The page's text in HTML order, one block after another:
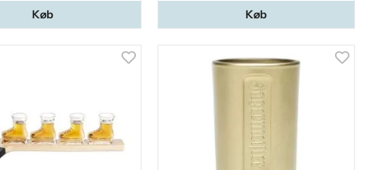
Køb Køb